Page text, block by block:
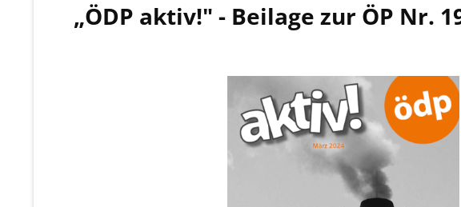
„ÖDP aktiv!" - Beilage zur ÖP Nr.